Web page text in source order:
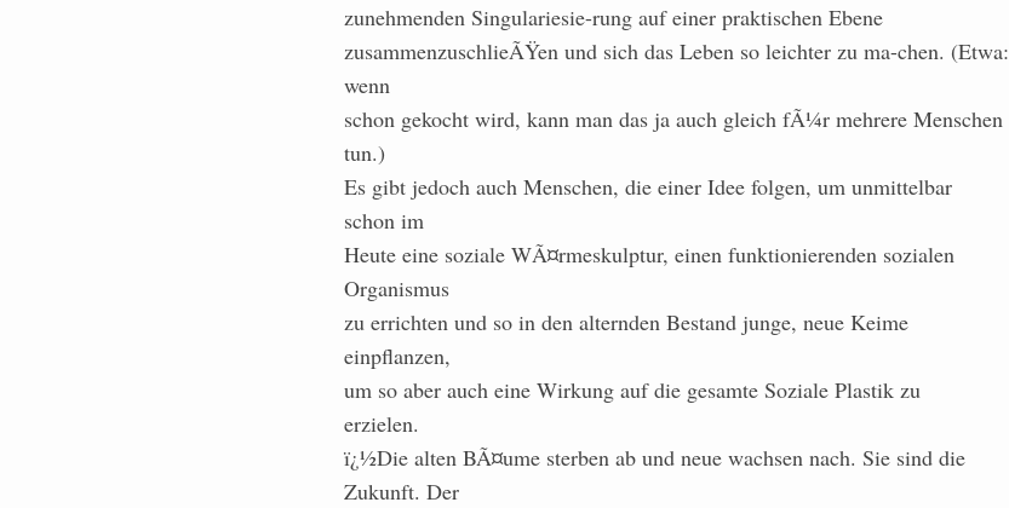
zunehmenden Singulariesie-rung auf einer praktischen Ebene
zusammenzuschlieÃŸen und sich das Leben so leichter zu ma-chen. (Etwa:
wenn
schon gekocht wird, kann man das ja auch gleich fÃ¼r mehrere Menschen
tun.)
Es gibt jedoch auch Menschen, die einer Idee folgen, um unmittelbar
schon im
Heute eine soziale WÃ¤rmeskulptur, einen funktionierenden sozialen
Organismus
zu errichten und so in den alternden Bestand junge, neue Keime
einpflanzen,
um so aber auch eine Wirkung auf die gesamte Soziale Plastik zu
erzielen.
ï¿½Die alten BÃ¤ume sterben ab und neue wachsen nach. Sie sind die
Zukunft. Der